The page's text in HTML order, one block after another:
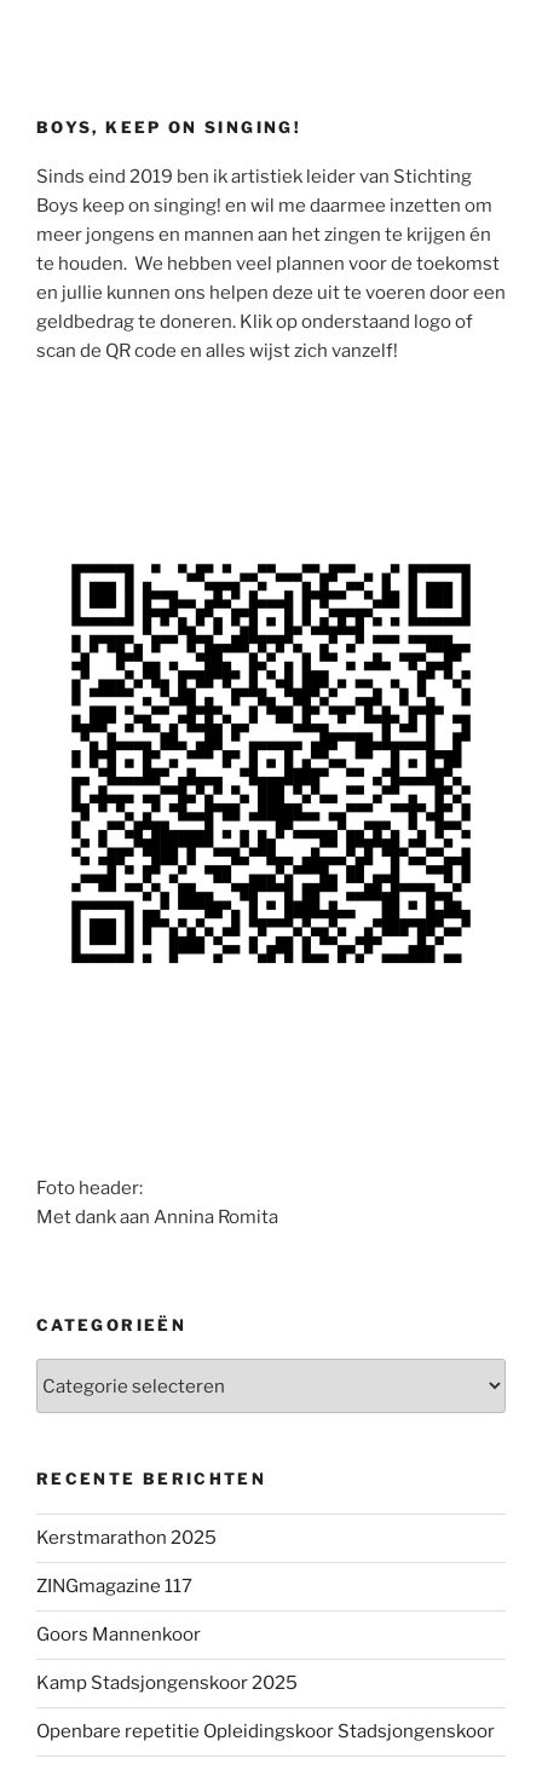
BOYS, KEEP ON SINGING!
Sinds eind 2019 ben ik artistiek leider van Stichting
Boys keep on singing! en wil me daarmee inzetten om
meer jongens en mannen aan het zingen te krijgen én
te houden. We hebben veel plannen voor de toekomst
en jullie kunnen ons helpen deze uit te voeren door een
geldbedrag te doneren. Klik op onderstaand logo of
scan de QR code en alles wijst zich vanzelf!
Foto header:
Met dank aan Annina Romita
CATEGORIEËN
RECENTE BERICHTEN
Kerstmarathon 2025
ZINGmagazine 117
Goors Mannenkoor
Kamp Stadsjongenskoor 2025
Openbare repetitie Opleidingskoor Stadsjongenskoor